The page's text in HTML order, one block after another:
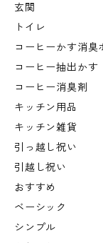
玄関
トイレ
コーヒーかす消臭
コーヒー抽出かす
コーヒー消臭剤
キッチン用品
キッチン雑貨
引っ越し祝い
引越し祝い
おすすめ
ベーシック
シンプル